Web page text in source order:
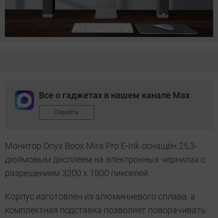
Все о гаджетах в нашем канале Max
Перейти
Монитор Onyx Boox Mira Pro E-Ink оснащён 25,3-
дюймовым дисплеем на электронных чернилах с
разрешением 3200 x 1800 пикселей.
Корпус изготовлен из алюминиевого сплава, а
комплектная подставка позволяет поворачивать